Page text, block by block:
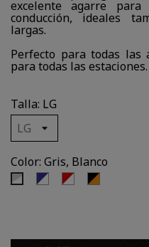
excelente agarre
conducción, ideales
largas.
Perfecto para todas las
para todas las estaciones.
Talla: LG
Color: Gris, Blanco
Gris, Azul, Rojo,Negro,